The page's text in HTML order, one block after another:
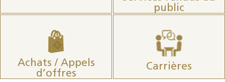
public
Achats / Appels
d’offres
Carrières